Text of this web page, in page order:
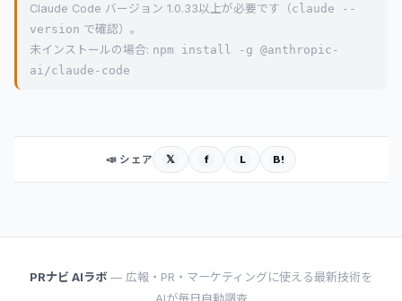
Claude Code バージョン 1.0.33以上が必要です（claude --
version で確認）。
未インストールの場合: npm install -g @anthropic-
ai/claude-code
📣 シェア 𝕏 f L B!
PRナビ AIラボ — 広報・PR・マーケティングに使える最新技術を